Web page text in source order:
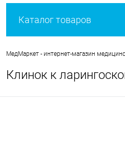
Каталог товаров
МедМаркет - интернет-магазин
Клинок к